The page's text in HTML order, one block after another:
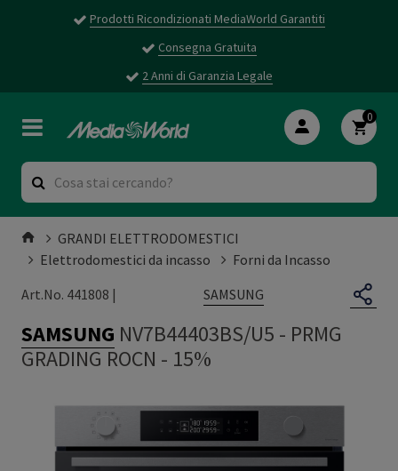
Prodotti Ricondizionati MediaWorld Garantiti
Consegna Gratuita
2 Anni di Garanzia Legale
0
GRANDI ELETTRODOMESTICI
Elettrodomestici da incasso
Forni da Incasso
Art.No. 441808 |
SAMSUNG
SAMSUNG NV7B44403BS/U5 - PRMG
GRADING ROCN - 15%